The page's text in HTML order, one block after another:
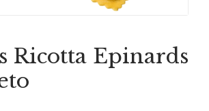
Ricotta Epinards